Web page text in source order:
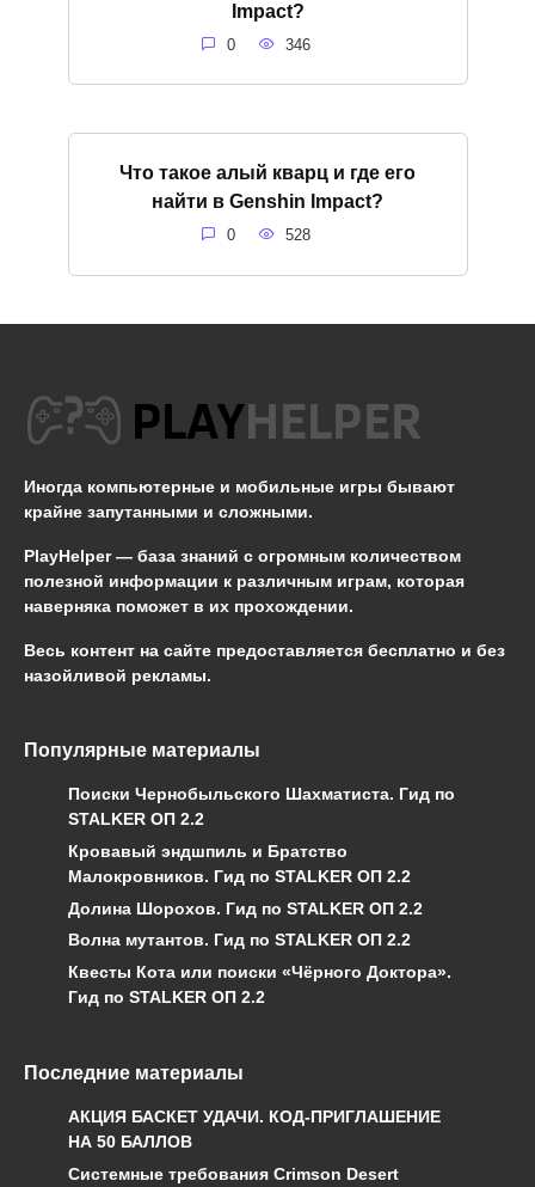
Impact?
0 346
Что такое алый кварц и где его
найти в Genshin Impact?
0 528
Иногда компьютерные и мобильные игры бывают
крайне запутанными и сложными.
PlayHelper — база знаний с огромным количеством
полезной информации к различным играм, которая
наверняка поможет в их прохождении.
Весь контент на сайте предоставляется бесплатно и без
назойливой рекламы.
Популярные материалы
Поиски Чернобыльского Шахматиста. Гид по
STALKER ОП 2.2
Кровавый эндшпиль и Братство
Малокровников. Гид по STALKER ОП 2.2
Долина Шорохов. Гид по STALKER ОП 2.2
Волна мутантов. Гид по STALKER ОП 2.2
Квесты Кота или поиски «Чёрного Доктора».
Гид по STALKER ОП 2.2
Последние материалы
АКЦИЯ БАСКЕТ УДАЧИ. КОД-ПРИГЛАШЕНИЕ
НА 50 БАЛЛОВ
Системные требования Crimson Desert